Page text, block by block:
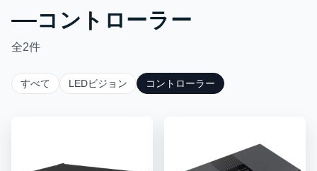
詳しく見る
コントローラー
全2件
すべて LEDビジョン コントローラー